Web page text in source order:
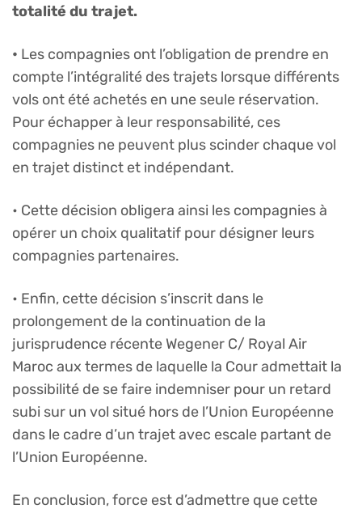
totalité du trajet.
• Les compagnies ont l’obligation de prendre en
compte l’intégralité des trajets lorsque différents
vols ont été achetés en une seule réservation.
Pour échapper à leur responsabilité, ces
compagnies ne peuvent plus scinder chaque vol
en trajet distinct et indépendant.
• Cette décision obligera ainsi les compagnies à
opérer un choix qualitatif pour désigner leurs
compagnies partenaires.
• Enfin, cette décision s’inscrit dans le
prolongement de la continuation de la
jurisprudence récente Wegener C/ Royal Air
Maroc aux termes de laquelle la Cour admettait la
possibilité de se faire indemniser pour un retard
subi sur un vol situé hors de l’Union Européenne
dans le cadre d’un trajet avec escale partant de
l’Union Européenne.
En conclusion, force est d’admettre que cette